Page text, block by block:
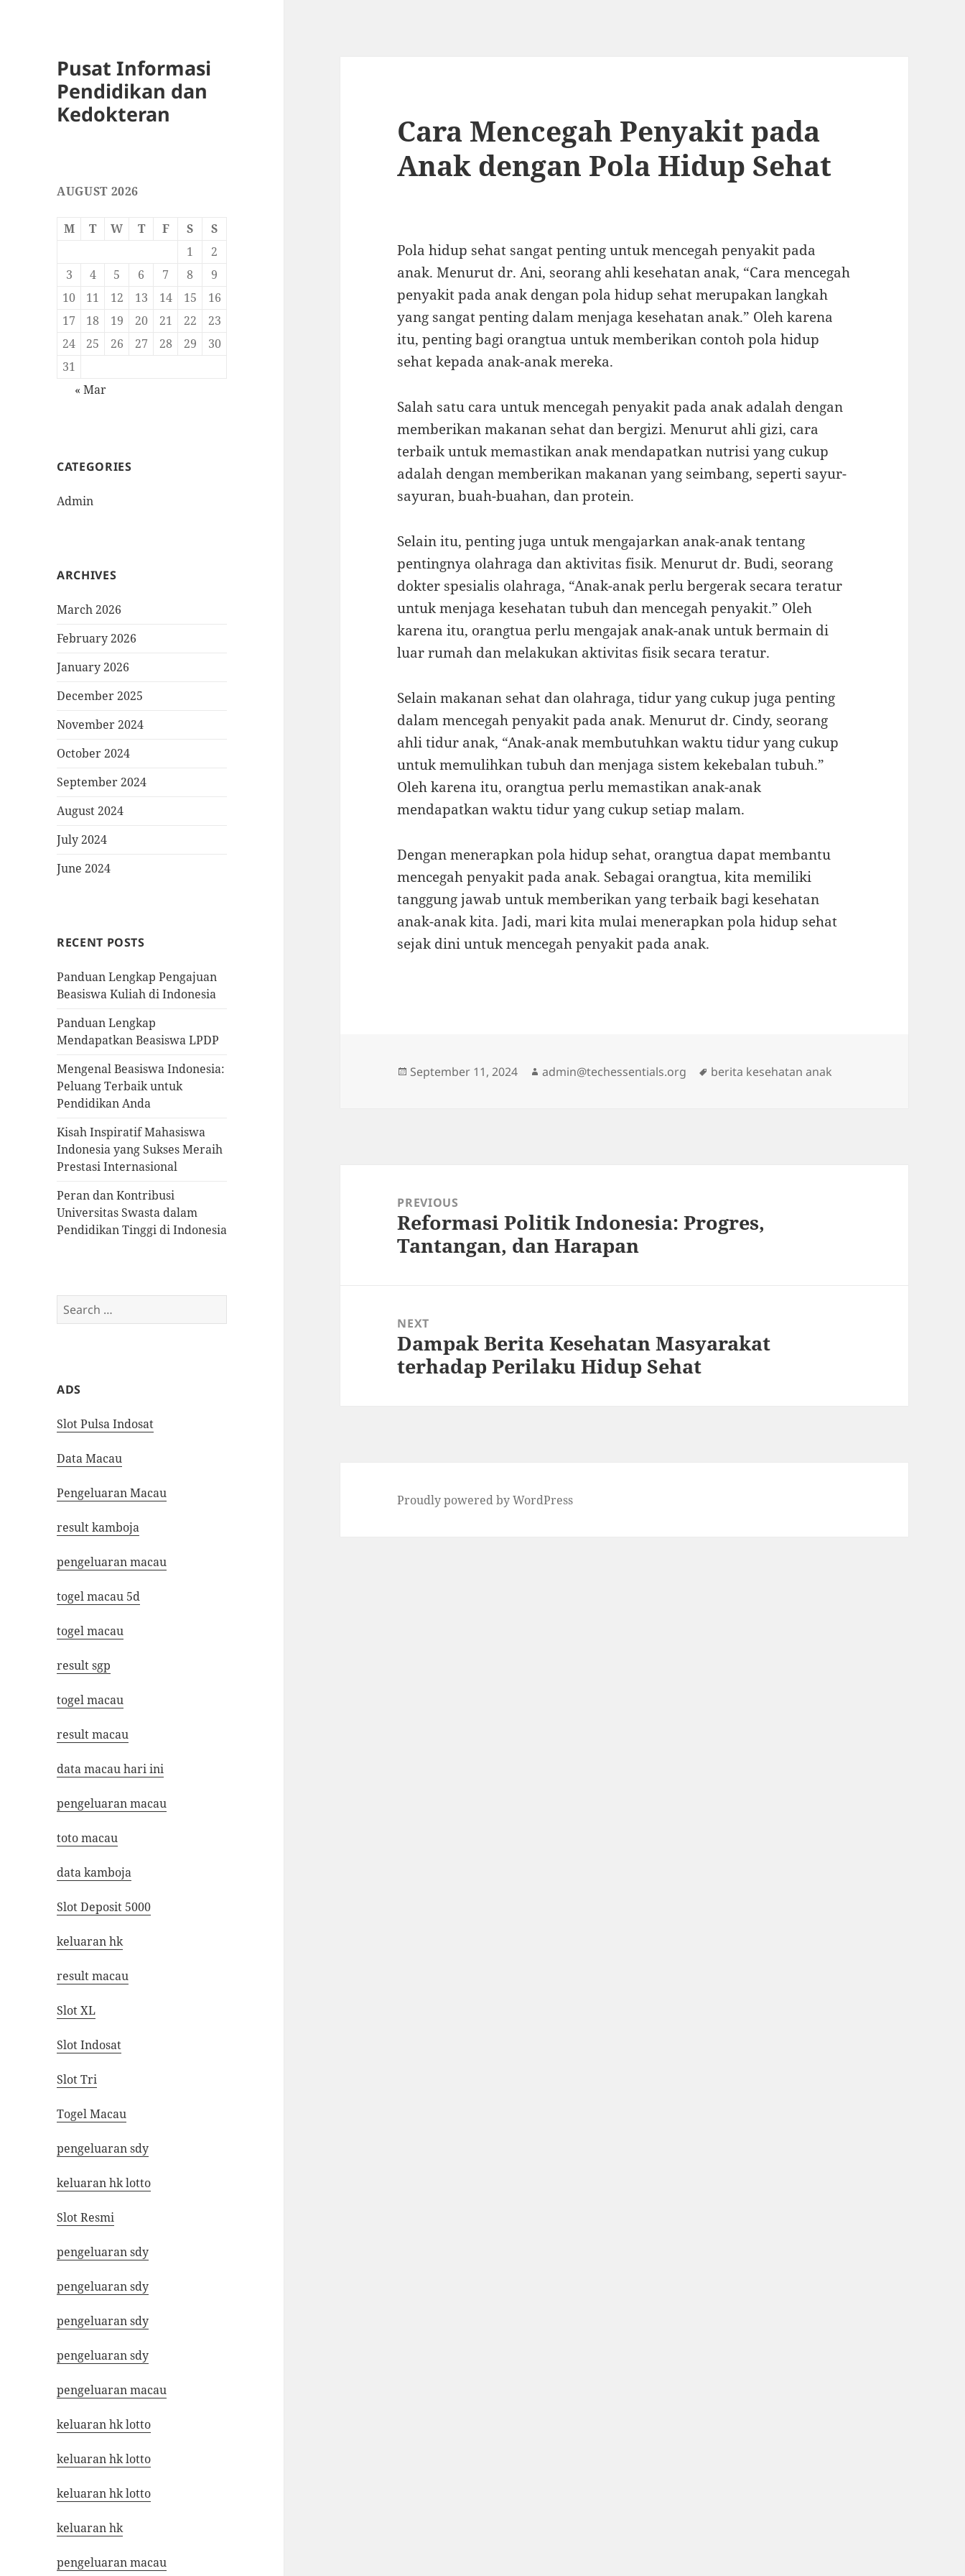
Pusat Informasi
Pendidikan dan
Kedokteran
AUGUST 2026
M T W T F S
S
1
2
3
4 5 6 7 8
9
10
11 12 13 14 15
16
17
18 19 20 21 22
23
24
25 26 27 28 29
30
31
« Mar
CATEGORIES
Admin
ARCHIVES
March 2026
February 2026
January 2026
December 2025
November 2024
October 2024
September 2024
August 2024
July 2024
June 2024
RECENT POSTS
Panduan Lengkap Pengajuan
Beasiswa Kuliah di Indonesia
Panduan Lengkap
Mendapatkan Beasiswa LPDP
Mengenal Beasiswa Indonesia:
Peluang Terbaik untuk
Pendidikan Anda
Kisah Inspiratif Mahasiswa
Indonesia yang Sukses Meraih
Prestasi Internasional
Peran dan Kontribusi
Universitas Swasta dalam
Pendidikan Tinggi di Indonesia
Search
for:
ADS
Slot Pulsa Indosat
Data Macau
Pengeluaran Macau
result kamboja
pengeluaran macau
togel macau 5d
togel macau
result sgp
togel macau
result macau
data macau hari ini
pengeluaran macau
toto macau
data kamboja
Slot Deposit 5000
keluaran hk
result macau
Slot XL
Slot Indosat
Slot Tri
Togel Macau
pengeluaran sdy
keluaran hk lotto
Slot Resmi
pengeluaran sdy
pengeluaran sdy
pengeluaran sdy
pengeluaran sdy
pengeluaran macau
keluaran hk lotto
keluaran hk lotto
keluaran hk lotto
keluaran hk
pengeluaran macau
Cara Mencegah Penyakit pada
Anak dengan Pola Hidup Sehat
Pola hidup sehat sangat penting untuk mencegah penyakit pada
anak. Menurut dr. Ani, seorang ahli kesehatan anak, “Cara mencegah
penyakit pada anak dengan pola hidup sehat merupakan langkah
yang sangat penting dalam menjaga kesehatan anak.” Oleh karena
itu, penting bagi orangtua untuk memberikan contoh pola hidup
sehat kepada anak-anak mereka.
Salah satu cara untuk mencegah penyakit pada anak adalah dengan
memberikan makanan sehat dan bergizi. Menurut ahli gizi, cara
terbaik untuk memastikan anak mendapatkan nutrisi yang cukup
adalah dengan memberikan makanan yang seimbang, seperti sayur-
sayuran, buah-buahan, dan protein.
Selain itu, penting juga untuk mengajarkan anak-anak tentang
pentingnya olahraga dan aktivitas fisik. Menurut dr. Budi, seorang
dokter spesialis olahraga, “Anak-anak perlu bergerak secara teratur
untuk menjaga kesehatan tubuh dan mencegah penyakit.” Oleh
karena itu, orangtua perlu mengajak anak-anak untuk bermain di
luar rumah dan melakukan aktivitas fisik secara teratur.
Selain makanan sehat dan olahraga, tidur yang cukup juga penting
dalam mencegah penyakit pada anak. Menurut dr. Cindy, seorang
ahli tidur anak, “Anak-anak membutuhkan waktu tidur yang cukup
untuk memulihkan tubuh dan menjaga sistem kekebalan tubuh.”
Oleh karena itu, orangtua perlu memastikan anak-anak
mendapatkan waktu tidur yang cukup setiap malam.
Dengan menerapkan pola hidup sehat, orangtua dapat membantu
mencegah penyakit pada anak. Sebagai orangtua, kita memiliki
tanggung jawab untuk memberikan yang terbaik bagi kesehatan
anak-anak kita. Jadi, mari kita mulai menerapkan pola hidup sehat
sejak dini untuk mencegah penyakit pada anak.
Posted
September 11, 2024 Author
admin@techessentials.org Tags
berita kesehatan anak
navigationPREVIOUS
Previous
post:
Reformasi Politik Indonesia: Progres,
Tantangan, dan Harapan
NEXT
Next
post:
Dampak Berita Kesehatan Masyarakat
terhadap Perilaku Hidup Sehat
Proudly powered by WordPress